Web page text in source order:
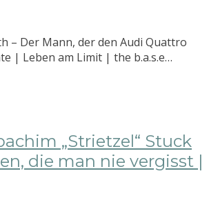
– Der Mann, der den Audi Quattro
| Leben am Limit | the b.a.s.e…
„Strietzel“ Stuck
die man nie vergisst |